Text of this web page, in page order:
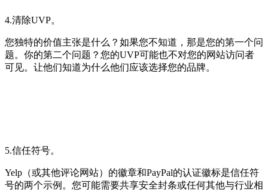
4.清除UVP。
您独特的价值主张是什么？如果您不知道，那是您的第一个问
题。你的第二个问题？您的UVP可能也不对您的网站访问者
可见。让他们知道为什么他们应该选择您的品牌。
5.信任符号。
Yelp（或其他评论网站）的徽章和PayPal的认证徽标是信任符
号的两个示例。您可能需要共享安全封条或任何其他与行业相